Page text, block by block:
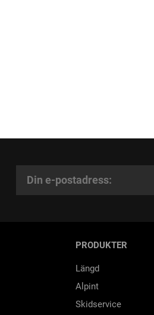
PRODUKTER
Längd
Alpint
Skidservice